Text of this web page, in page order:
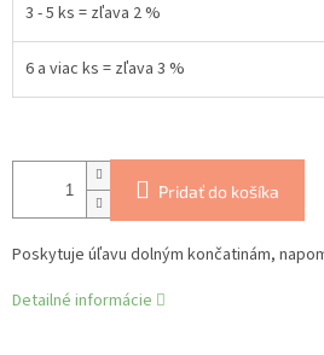
3 - 5 ks = zľava 2 %
6 a viac ks = zľava 3 %
Pridať do košíka
Poskytuje úľavu dolným končatinám,
Detailné informácie